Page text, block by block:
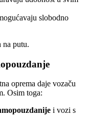
slobodno
na putu.
oprema daje vozaču
Osim toga:
i vozi s